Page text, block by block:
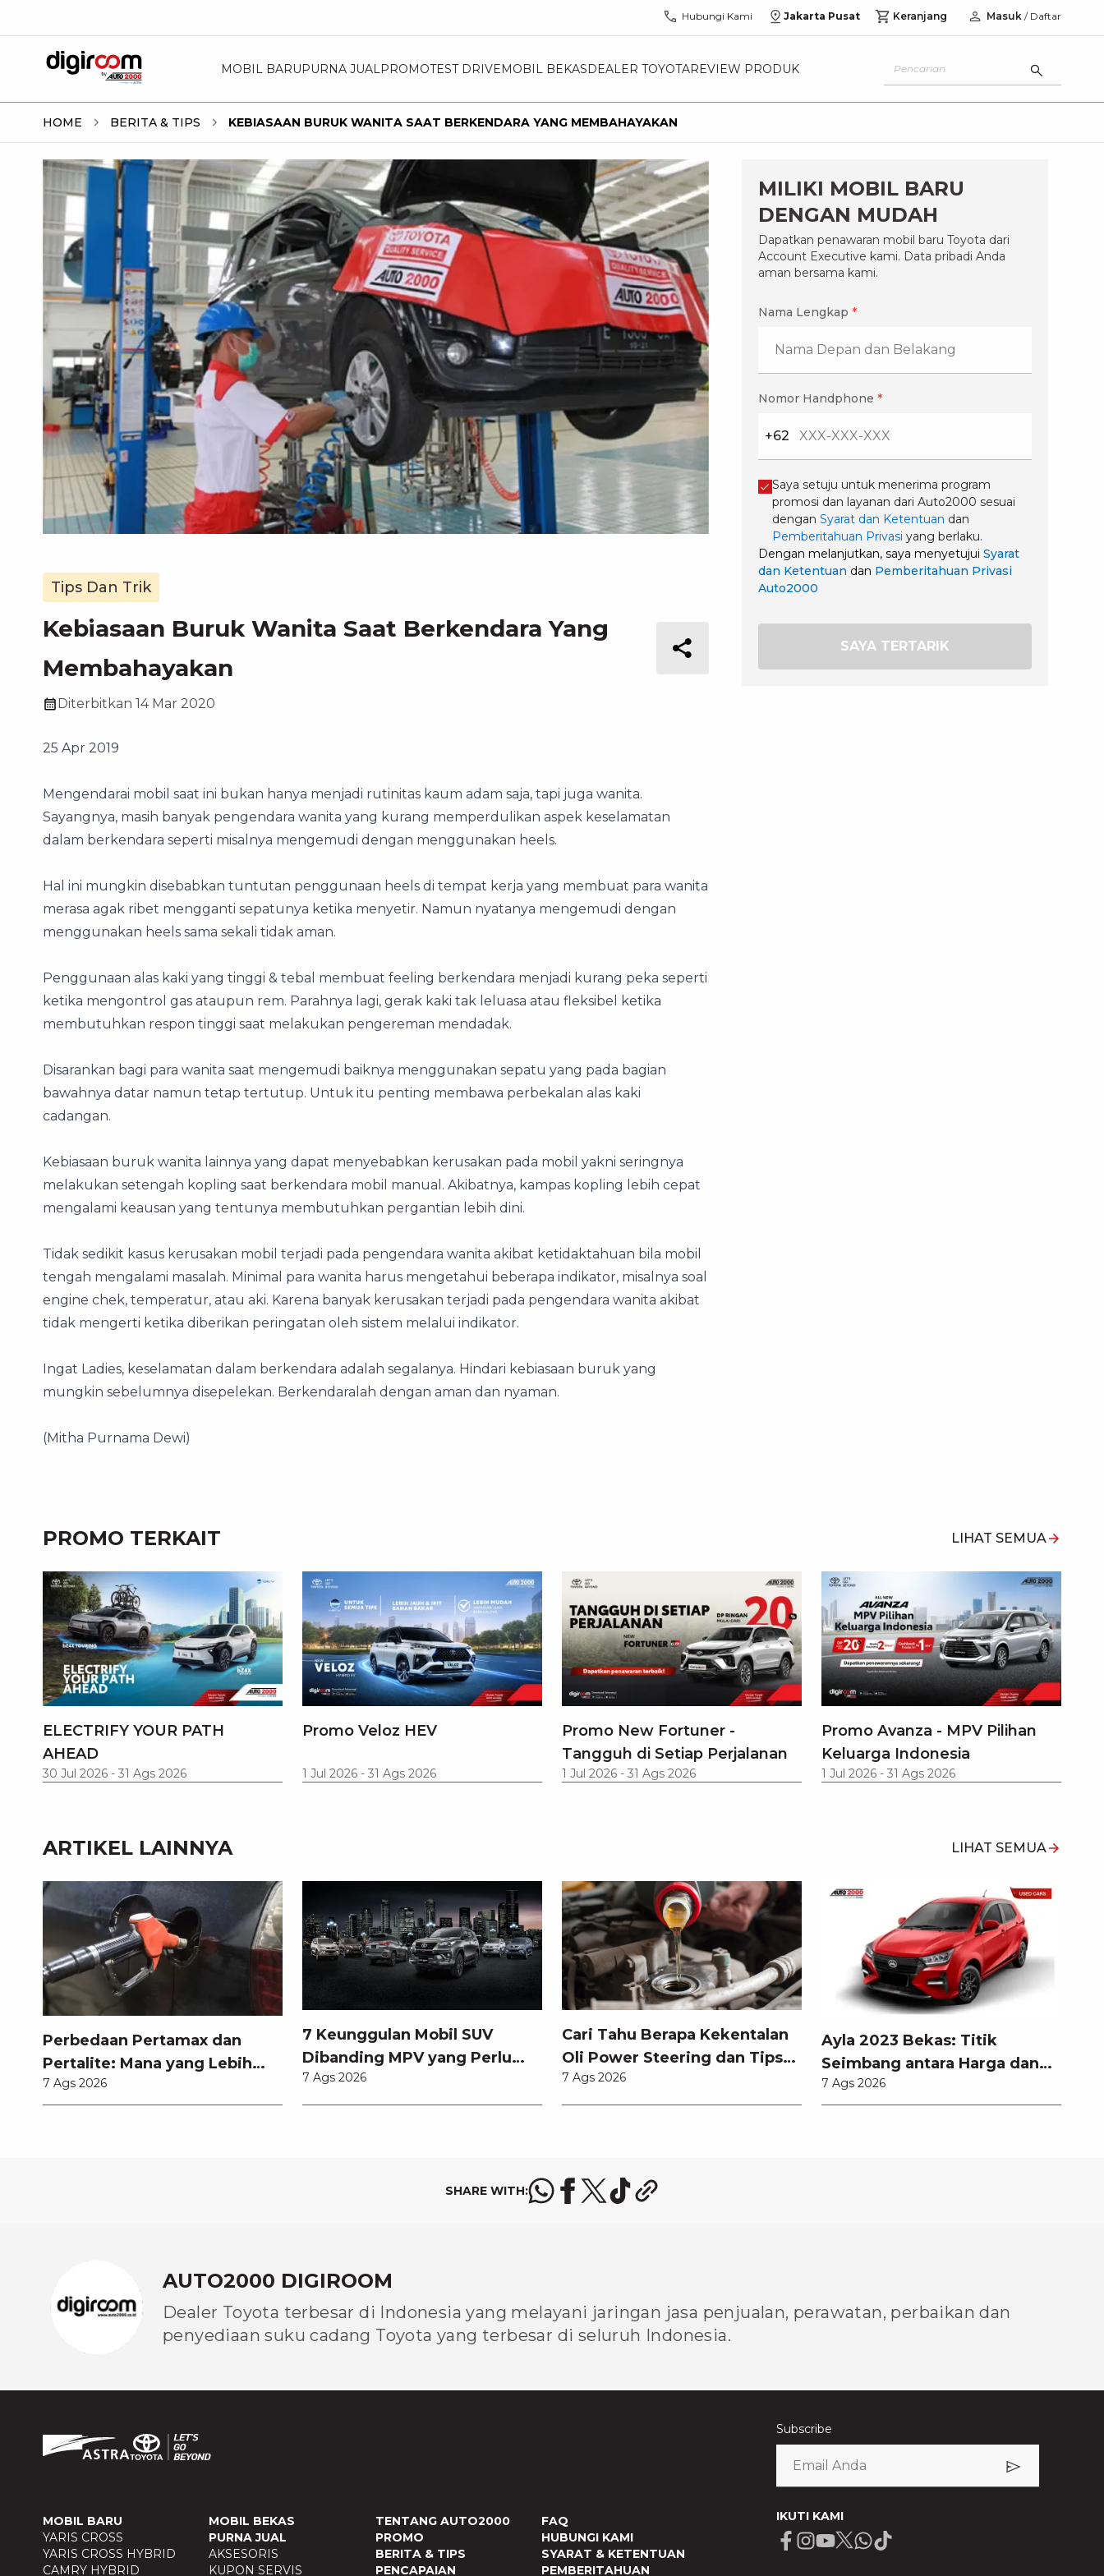
Hubungi Kami Jakarta Pusat Keranjang Masuk / Daftar
MOBIL BARUPURNA JUAL PROMOTEST DRIVEMOBIL BEKASDEALER TOYOTAREVIEW PRODUK
HOME BERITA & TIPS KEBIASAAN BURUK WANITA SAAT BERKENDARA YANG MEMBAHAYAKAN
Tips Dan Trik
Kebiasaan Buruk Wanita Saat Berkendara Yang
Membahayakan
Diterbitkan 14 Mar 2020
25 Apr 2019
Mengendarai mobil saat ini bukan hanya menjadi rutinitas kaum adam saja, tapi juga wanita.
Sayangnya, masih banyak pengendara wanita yang kurang memperdulikan aspek keselamatan
dalam berkendara seperti misalnya mengemudi dengan menggunakan heels.
Hal ini mungkin disebabkan tuntutan penggunaan heels di tempat kerja yang membuat para wanita
merasa agak ribet mengganti sepatunya ketika menyetir. Namun nyatanya mengemudi dengan
menggunakan heels sama sekali tidak aman.
Penggunaan alas kaki yang tinggi & tebal membuat feeling berkendara menjadi kurang peka seperti
ketika mengontrol gas ataupun rem. Parahnya lagi, gerak kaki tak leluasa atau fleksibel ketika
membutuhkan respon tinggi saat melakukan pengereman mendadak.
Disarankan bagi para wanita saat mengemudi baiknya menggunakan sepatu yang pada bagian
bawahnya datar namun tetap tertutup. Untuk itu penting membawa perbekalan alas kaki
cadangan.
Kebiasaan buruk wanita lainnya yang dapat menyebabkan kerusakan pada mobil yakni seringnya
melakukan setengah kopling saat berkendara mobil manual. Akibatnya, kampas kopling lebih cepat
mengalami keausan yang tentunya membutuhkan pergantian lebih dini.
Tidak sedikit kasus kerusakan mobil terjadi pada pengendara wanita akibat ketidaktahuan bila mobil
tengah mengalami masalah. Minimal para wanita harus mengetahui beberapa indikator, misalnya soal
engine chek, temperatur, atau aki. Karena banyak kerusakan terjadi pada pengendara wanita akibat
tidak mengerti ketika diberikan peringatan oleh sistem melalui indikator.
Ingat Ladies, keselamatan dalam berkendara adalah segalanya. Hindari kebiasaan buruk yang
mungkin sebelumnya disepelekan. Berkendaralah dengan aman dan nyaman.
(Mitha Purnama Dewi)
MILIKI MOBIL BARU
DENGAN MUDAH
Dapatkan penawaran mobil baru Toyota dari
Account Executive kami. Data pribadi Anda
aman bersama kami.
Nama Lengkap *
Nomor Handphone *
+62
Saya setuju untuk menerima program
promosi dan layanan dari Auto2000 sesuai
dengan Syarat dan Ketentuan dan
Pemberitahuan Privasi yang berlaku.
Dengan melanjutkan, saya menyetujui Syarat
dan Ketentuan dan Pemberitahuan Privasi
Auto2000
SAYA TERTARIK
PROMO TERKAIT LIHAT SEMUA
ELECTRIFY YOUR PATH
AHEAD
30 Jul 2026 - 31 Ags 2026
Promo Veloz HEV
1 Jul 2026 - 31 Ags 2026
Promo New Fortuner -
Tangguh di Setiap Perjalanan
1 Jul 2026 - 31 Ags 2026
Promo Avanza - MPV Pilihan
Keluarga Indonesia
1 Jul 2026 - 31 Ags 2026
ARTIKEL LAINNYA LIHAT SEMUA
Perbedaan Pertamax dan
Pertalite: Mana yang Lebih
Baik untuk Mobil Toyota
Anda?
7 Ags 2026
7 Keunggulan Mobil SUV
Dibanding MPV yang Perlu
Anda Ketahui
7 Ags 2026
Cari Tahu Berapa Kekentalan
Oli Power Steering dan Tips
Memilihnya
7 Ags 2026
Ayla 2023 Bekas: Titik
Seimbang antara Harga dan
Pembaruan Teknologi
7 Ags 2026
SHARE WITH:
AUTO2000 DIGIROOM
Dealer Toyota terbesar di Indonesia yang melayani jaringan jasa penjualan, perawatan, perbaikan dan
penyediaan suku cadang Toyota yang terbesar di seluruh Indonesia.
MOBIL BARU
YARIS CROSS
YARIS CROSS HYBRID
CAMRY HYBRID
MOBIL BEKAS
PURNA JUAL
AKSESORIS
KUPON SERVIS
TENTANG AUTO2000
PROMO
BERITA & TIPS
PENCAPAIAN
FAQ
HUBUNGI KAMI
SYARAT & KETENTUAN
PEMBERITAHUAN
Subscribe
IKUTI KAMI
Facebook
Instagram
Youtube
X Whatsapp
Tiktok